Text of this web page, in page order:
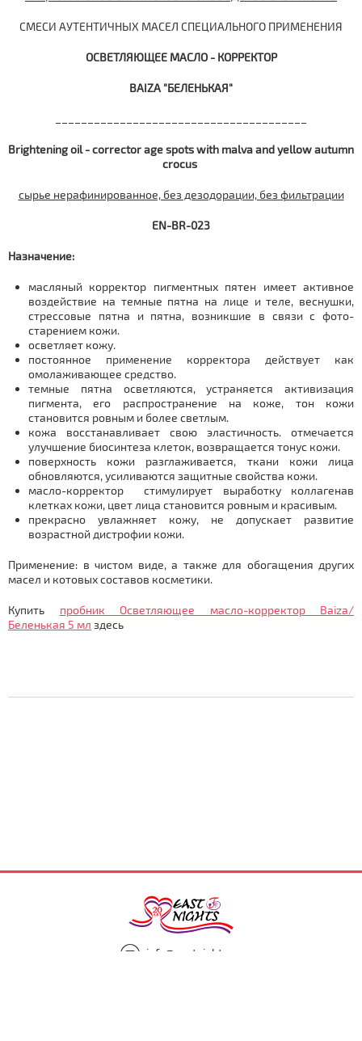
СМЕСИ АУТЕНТИЧНЫХ МАСЕЛ СПЕЦИАЛЬНОГО ПРИМЕНЕНИЯ
ОСВЕТЛЯЮЩЕЕ МАСЛО - КОРРЕКТОР
BAIZA "БЕЛЕНЬКАЯ"
Brightening oil - corrector age spots with malva and yellow autumn
crocus
сырье нерафинированное, без дезодорации, без фильтрации
EN-BR-023
Назначение:
масляный корректор пигментных пятен имеет активное
воздействие на темные пятна на лице и теле, веснушки,
стрессовые пятна и пятна, возникшие в связи с фото-
старением кожи.
осветляет кожу.
постоянное применение корректора действует как
омолаживающее средство.
темные пятна осветляются, устраняется активизация
пигмента, его распространение на коже, тон кожи
становится ровным и более светлым.
кожа восстанавливает свою эластичность. отмечается
улучшение биосинтеза клеток, возвращается тонус кожи.
поверхность кожи разглаживается, ткани кожи лица
обновляются, усиливаются защитные свойства кожи.
масло-корректор стимулирует выработку коллагенав
клетках кожи, цвет лица становится ровным и красивым.
прекрасно увлажняет кожу, не допускает развитие
возрастной дистрофии кожи.
Применение: в чистом виде, а также для обогащения других
масел и котовых составов косметики.
Купить пробник Осветляющее масло-корректор Baiza/
Беленькая 5 мл здесь
info@eastnights.ru